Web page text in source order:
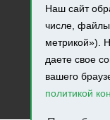
Наш сайт
числе,
метрикой»).
даете свое
вашего
политикой